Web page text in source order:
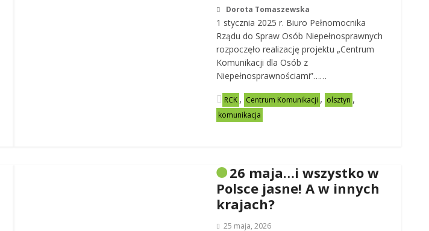
Dorota Tomaszewska
1 stycznia 2025 r. Biuro Pełnomocnika
Rządu do Spraw Osób Niepełnosprawnych
rozpoczęło realizację projektu „Centrum
Komunikacji dla Osób z
Niepełnosprawnościami”……
RCK , Centrum Komunikacji , olsztyn ,
komunikacja
26 maja…i wszystko w
Polsce jasne! A w innych
krajach?
25 maja, 2026